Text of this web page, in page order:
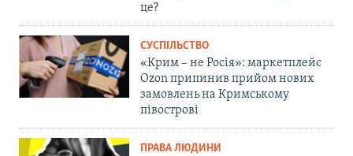
це?
СУСПІЛЬСТВО
«Крим – не Росія»: маркетплейс
Ozon припинив прийом нових
замовлень на Кримському
півострові
ПРАВА ЛЮДИНИ